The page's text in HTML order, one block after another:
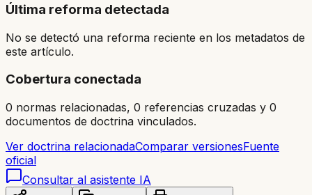
Última reforma detectada
No se detectó una reforma reciente en los metadatos de
este artículo.
Cobertura conectada
0 normas relacionadas, 0 referencias cruzadas y 0
documentos de doctrina vinculados.
Ver doctrina relacionadaComparar versionesFuente
oficial
Consultar al asistente IA